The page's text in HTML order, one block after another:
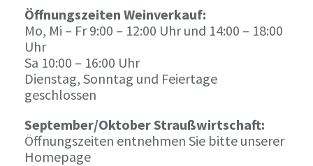
Öffnungszeiten Weinverkauf:
Mo, Mi – Fr 9:00 – 12:00 Uhr und 14:00 – 18:00
Uhr
Sa 10:00 – 16:00 Uhr
Dienstag, Sonntag und Feiertage
geschlossen
September/Oktober Straußwirtschaft:
Öffnungszeiten entnehmen Sie bitte unserer
Homepage